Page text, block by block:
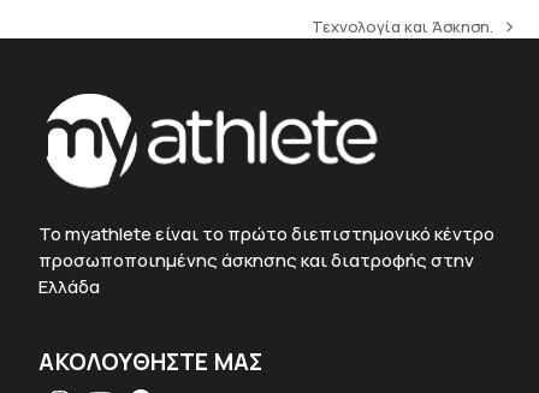
next
Τεχνολογία και Άσκηση.
To myathlete είναι το πρώτο διεπιστημονικό κέντρο
προσωποποιημένης άσκησης και διατροφής στην
Ελλάδα
ΑΚΟΛΟΥΘΗΣΤΕ ΜΑΣ